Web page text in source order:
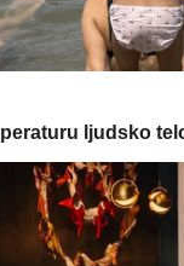
ljudsko